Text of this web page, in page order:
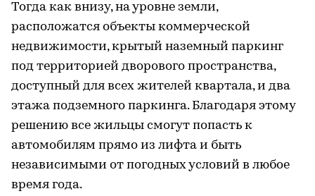
Тогда как внизу, на уровне земли,
расположатся объекты коммерческой
недвижимости, крытый наземный паркинг
под территорией дворового пространства,
доступный для всех жителей квартала, и два
этажа подземного паркинга. Благодаря этому
решению все жильцы смогут попасть к
автомобилям прямо из лифта и быть
независимыми от погодных условий в любое
время года.